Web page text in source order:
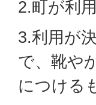
2.町が利
3.利用が
で、靴や
につける